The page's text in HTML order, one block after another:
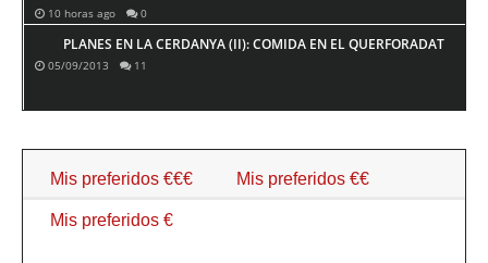
10 horas ago 0
PLANES EN LA CERDANYA (II): COMIDA EN EL QUERFORADAT
05/09/2013 11
Mis preferidos €€€ Mis preferidos €€
Mis preferidos €